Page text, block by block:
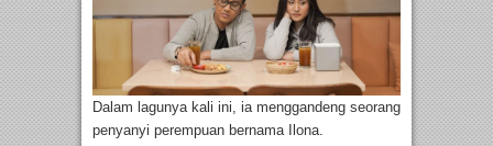
Dalam lagunya kali ini, ia menggandeng seorang
penyanyi perempuan bernama Ilona.